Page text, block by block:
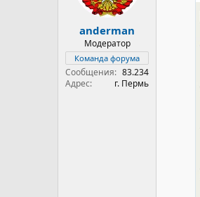
anderman
Модератор
Команда форума
Сообщения
83.234
Адрес
г. Пермь